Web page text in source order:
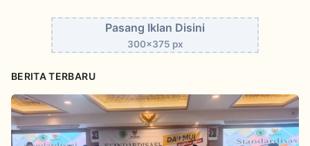
Pasang Iklan Disini
300x375 px
BERITA TERBARU